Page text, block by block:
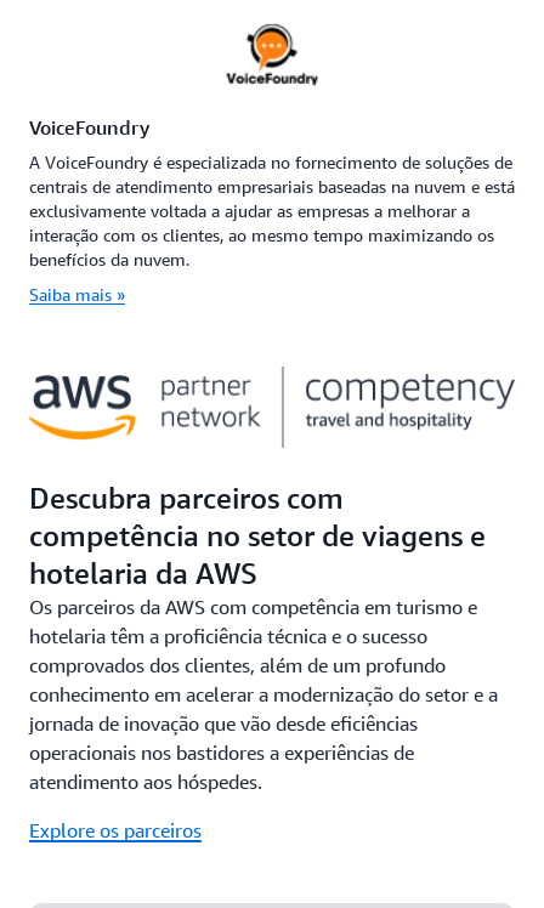
VoiceFoundry
A VoiceFoundry é especializada no fornecimento de soluções de
centrais de atendimento empresariais baseadas na nuvem e está
exclusivamente voltada a ajudar as empresas a melhorar a
interação com os clientes, ao mesmo tempo maximizando os
benefícios da nuvem.
Saiba mais »
Descubra parceiros com
competência no setor de viagens e
hotelaria da AWS
Os parceiros da AWS com competência em turismo e
hotelaria têm a proficiência técnica e o sucesso
comprovados dos clientes, além de um profundo
conhecimento em acelerar a modernização do setor e a
jornada de inovação que vão desde eficiências
operacionais nos bastidores a experiências de
atendimento aos hóspedes.
Explore os parceiros